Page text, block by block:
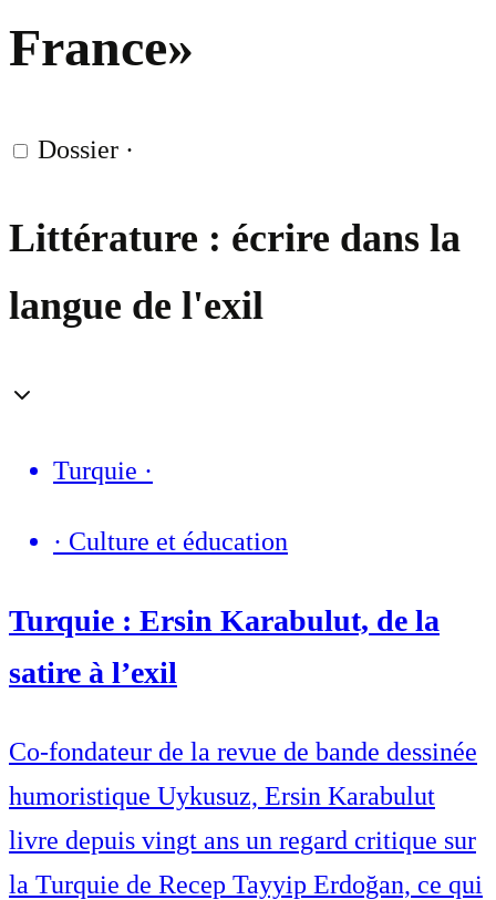
France»
Dossier ·
Littérature : écrire dans la
langue de l'exil
Turquie ·
· Culture et éducation
Turquie : Ersin Karabulut, de la
satire à l’exil
Co-fondateur de la revue de bande dessinée
humoristique Uykusuz, Ersin Karabulut
livre depuis vingt ans un regard critique sur
la Turquie de Recep Tayyip Erdoğan, ce qui